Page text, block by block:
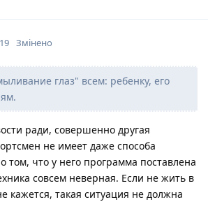
Змінено
глаз" всем: ребенку, его
ради, совершенно другая
не имеет даже способа
том, что у него программа поставлена
совсем неверная. Если не жить в
кажется, такая ситуация не должна